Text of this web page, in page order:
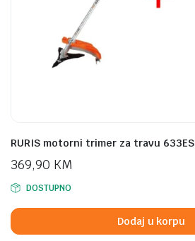
RURIS motorni trimer za travu 633ES
369,90 KM
DOSTUPNO
Dodaj u korpu